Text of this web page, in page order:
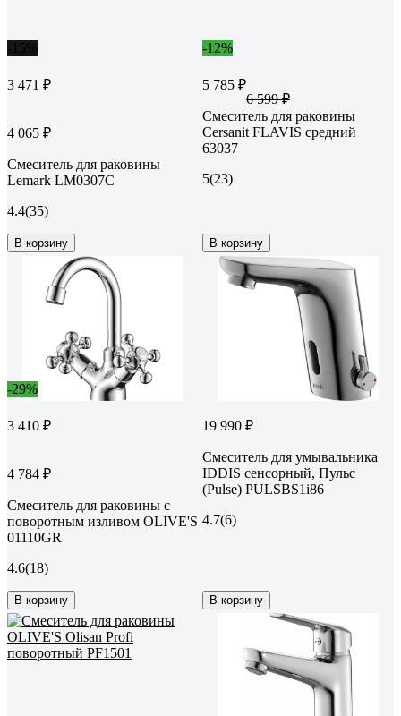
3 471 ₽
4 065 ₽
Смеситель для раковины
Lemark LM0307C
4.4(35)
В корзину
-12%
5 785 ₽
6 599 ₽
Смеситель для раковины
Cersanit FLAVIS средний
63037
5(23)
В корзину
-29%
3 410 ₽
4 784 ₽
Смеситель для раковины с
поворотным изливом OLIVE'S
01110GR
4.6(18)
В корзину
19 990 ₽
Смеситель для умывальника
IDDIS сенсорный, Пульс
(Pulse) PULSBS1i86
4.7(6)
В корзину